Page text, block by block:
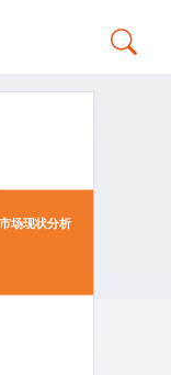
场现状分析